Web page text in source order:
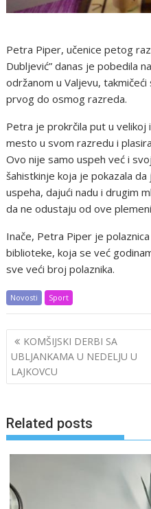
Petra Piper, učenice petog
Dubljević” danas je pobedila
održanom u Valjevu,
prvog do osmog razreda.
Petra je prokrčila put u velikoj
mesto u svom razredu i
Ovo nije samo uspeh već i
šahistkinje koja je pokazala
uspeha, dajući nadu i drugim
da ne odustaju od ove
Inače, Petra Piper je
biblioteke, koja se već
sve veći broj polaznika.
Novosti Sport
Post
navigation
KOMŠIJSKI DERBI SA
UBLJANKAMA U NEDELJU U
LAJKOVCU
Related posts